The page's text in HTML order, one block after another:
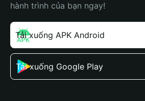
hành trình của bạn ngay!
Tải xuống APK Android
Tải xuống Google Play